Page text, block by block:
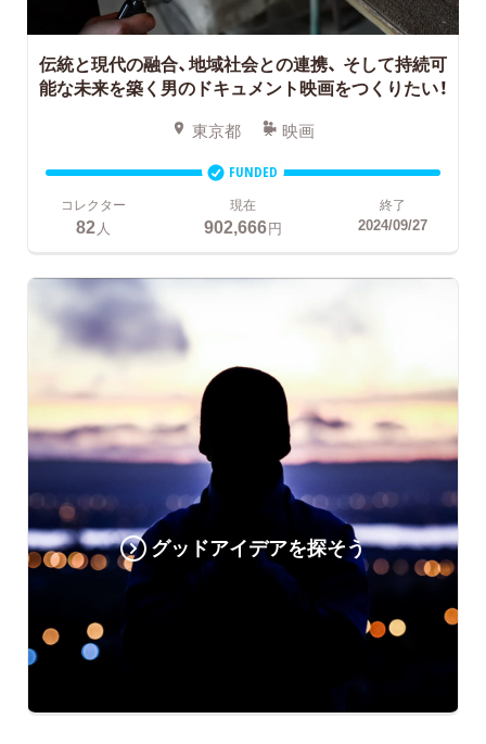
伝統と現代の融合、地域社会との連携、 そして持続可
能な未来を築く男のドキュメント映画をつくりたい！
東京都 映画
FUNDED
コレクター
82 人
現在
902,666円
終了
2024/09/27
グッドアイデアを探そう